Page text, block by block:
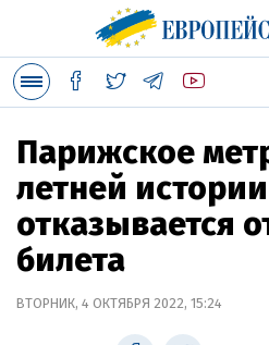
Парижское
летней истории
отказывается
билета
ВТОРНИК, 4 ОКТЯБРЯ 2022, 15:24